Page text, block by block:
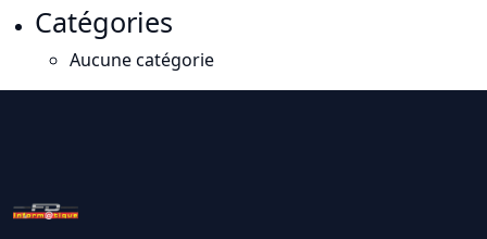
Catégories
Aucune catégorie